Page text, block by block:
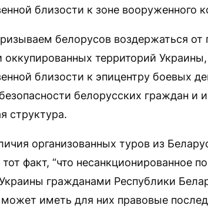
близости к зоне вооруженного
белорусов воздержаться от
оккупированных территорий
близости к эпицентру боевых
белорусских граждан и
структура.
организованных туров из
факт, “что несанкционированное
гражданами Республики
иметь для них правовые